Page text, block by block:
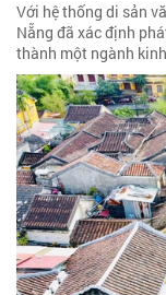
Với hệ thống di sản
Nẵng đã xác định
thành một ngành